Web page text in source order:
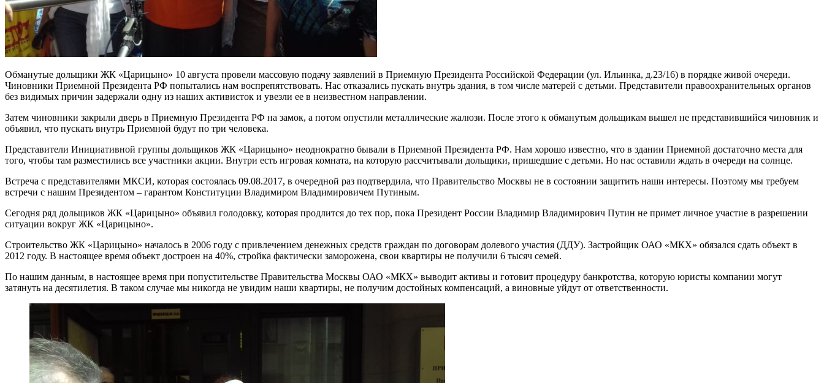
Обманутые дольщики ЖК «Царицыно» 10 августа провели массовую подачу заявлений в Приемную Президента Российской Федерации (ул. Ильинка, д.23/16) в порядке живой очереди.
Чиновники Приемной Президента РФ попытались нам воспрепятствовать. Нас отказались пускать внутрь здания, в том числе матерей с детьми. Представители правоохранительных органов
без видимых причин задержали одну из наших активисток и увезли ее в неизвестном направлении.
Затем чиновники закрыли дверь в Приемную Президента РФ на замок, а потом опустили металлические жалюзи. После этого к обманутым дольщикам вышел не представившийся чиновник и
объявил, что пускать внутрь Приемной будут по три человека.
Представители Инициативной группы дольщиков ЖК «Царицыно» неоднократно бывали в Приемной Президента РФ. Нам хорошо известно, что в здании Приемной достаточно места для
того, чтобы там разместились все участники акции. Внутри есть игровая комната, на которую рассчитывали дольщики, пришедшие с детьми. Но нас оставили ждать в очереди на солнце.
Встреча с представителями МКСИ, которая состоялась 09.08.2017, в очередной раз подтвердила, что Правительство Москвы не в состоянии защитить наши интересы. Поэтому мы требуем
встречи с нашим Президентом – гарантом Конституции Владимиром Владимировичем Путиным.
Сегодня ряд дольщиков ЖК «Царицыно» объявил голодовку, которая продлится до тех пор, пока Президент России Владимир Владимирович Путин не примет личное участие в разрешении
ситуации вокруг ЖК «Царицыно».
Строительство ЖК «Царицыно» началось в 2006 году с привлечением денежных средств граждан по договорам долевого участия (ДДУ). Застройщик ОАО «МКХ» обязался сдать объект в
2012 году. В настоящее время объект достроен на 40%, стройка фактически заморожена, свои квартиры не получили 6 тысяч семей.
По нашим данным, в настоящее время при попустительстве Правительства Москвы ОАО «МКХ» выводит активы и готовит процедуру банкротства, которую юристы компании могут
затянуть на десятилетия. В таком случае мы никогда не увидим наши квартиры, не получим достойных компенсаций, а виновные уйдут от ответственности.